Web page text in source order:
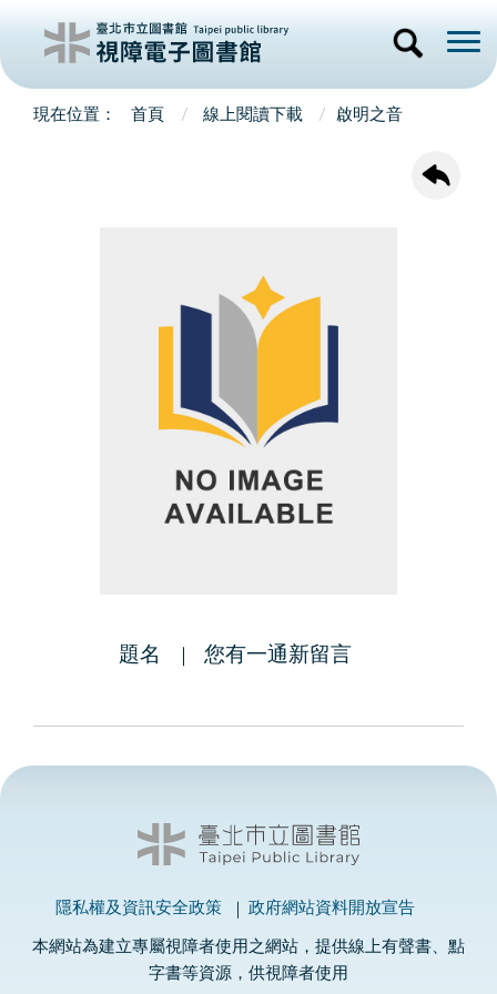
首頁 線上閱讀下載 啟明之音
題名 您有一通新留言
隱私權及資訊安全政策 政府網站資料開放宣告
本網站為建立專屬視障者使用之網站，提供線上有聲書、點
字書等資源，供視障者使用